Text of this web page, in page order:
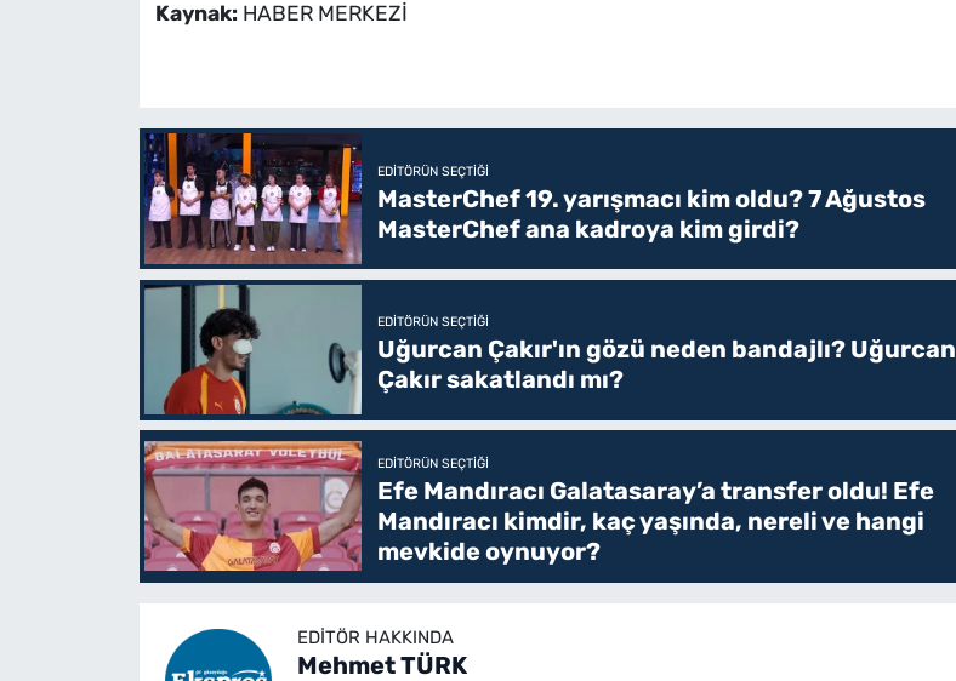
Kaynak: HABER MERKEZİ
EDITÖRÜN SEÇTIĞI
MasterChef 19. yarışmacı kim oldu? 7 Ağustos
MasterChef ana kadroya kim girdi?
EDITÖRÜN SEÇTIĞI
Uğurcan Çakır'ın gözü neden bandajlı? Uğurcan
Çakır sakatlandı mı?
EDITÖRÜN SEÇTIĞI
Efe Mandıracı Galatasaray’a transfer oldu! Efe
Mandıracı kimdir, kaç yaşında, nereli ve hangi
mevkide oynuyor?
EDITÖR HAKKINDA
Mehmet TÜRK